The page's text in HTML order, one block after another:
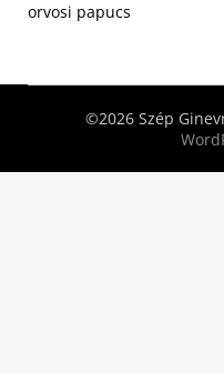
orvosi papucs
©2026 Szép